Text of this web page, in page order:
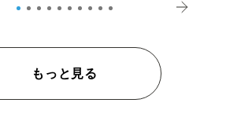
もっと見る